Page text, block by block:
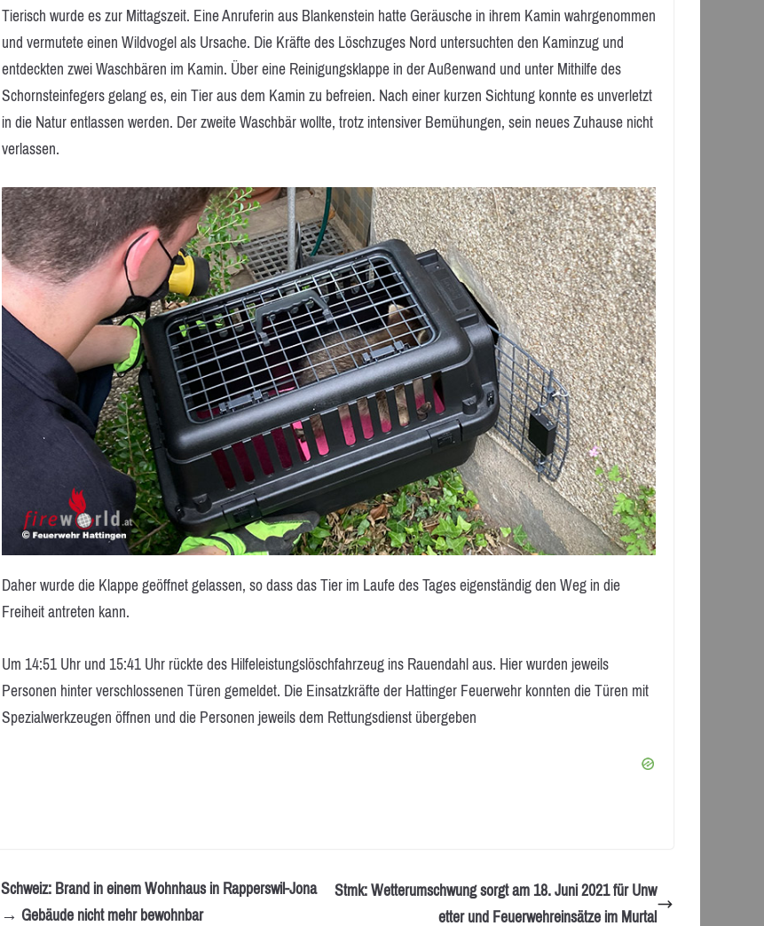
Tierisch wurde es zur Mittagszeit. Eine Anruferin aus Blankenstein hatte Geräusche in ihrem Kamin wahrgenommen
und vermutete einen Wildvogel als Ursache. Die Kräfte des Löschzuges Nord untersuchten den Kaminzug und
entdeckten zwei Waschbären im Kamin. Über eine Reinigungsklappe in der Außenwand und unter Mithilfe des
Schornsteinfegers gelang es, ein Tier aus dem Kamin zu befreien. Nach einer kurzen Sichtung konnte es unverletzt
in die Natur entlassen werden. Der zweite Waschbär wollte, trotz intensiver Bemühungen, sein neues Zuhause nicht
verlassen.
Daher wurde die Klappe geöffnet gelassen, so dass das Tier im Laufe des Tages eigenständig den Weg in die
Freiheit antreten kann.
Um 14:51 Uhr und 15:41 Uhr rückte des Hilfeleistungslöschfahrzeug ins Rauendahl aus. Hier wurden jeweils
Personen hinter verschlossenen Türen gemeldet. Die Einsatzkräfte der Hattinger Feuerwehr konnten die Türen mit
Spezialwerkzeugen öffnen und die Personen jeweils dem Rettungsdienst übergeben
Schweiz: Brand in einem Wohnhaus in Rapperswil-Jona
→ Gebäude nicht mehr bewohnbar
Stmk: Wetterumschwung sorgt am 18. Juni 2021 für Unw
etter und Feuerwehreinsätze im Murtal